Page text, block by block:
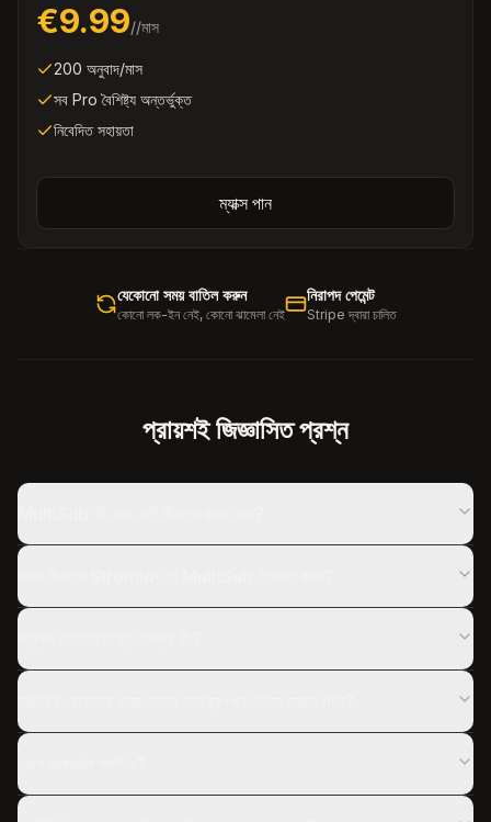
€9.99//মাস
200 অনুবাদ/মাস
সব Pro বৈশিষ্ট্য অন্তর্ভুক্ত
নিবেদিত সহায়তা
ম্যাক্স পান
যেকোনো সময় বাতিল করুন
কোনো লক-ইন নেই, কোনো ঝামেলা নেই
নিরাপদ পেমেন্ট
Stripe দ্বারা চালিত
প্রায়শই জিজ্ঞাসিত প্রশ্ন